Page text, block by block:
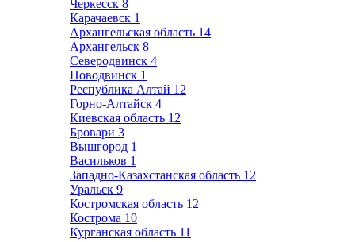
Черкесск 8
Карачаевск 1
Архангельская область 14
Архангельск 8
Северодвинск 4
Новодвинск 1
Республика Алтай 12
Горно-Алтайск 4
Киевская область 12
Бровари 3
Вышгород 1
Васильков 1
Западно-Казахстанская область 12
Уральск 9
Костромская область 12
Кострома 10
Курганская область 11